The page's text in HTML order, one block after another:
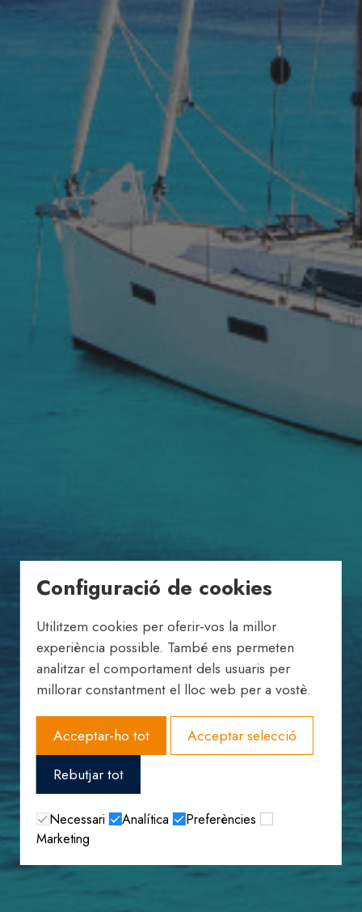
Configuració de cookies
Utilitzem cookies per oferir-vos la millor
experiència possible. També ens permeten
analitzar el comportament dels usuaris per
millorar constantment el lloc web per a vostè.
Acceptar-ho tot
Acceptar selecció
Rebutjar tot
Necessari Analítica
Preferències
Marketing